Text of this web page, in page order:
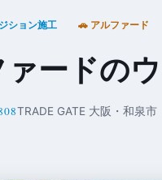
ション施工 🚗 アルファード
ァードの
TRADE GATE 大阪・和泉市